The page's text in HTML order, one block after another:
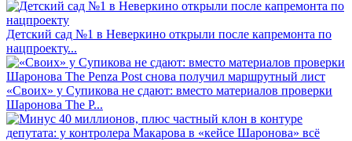
Детский сад №1 в Неверкино открыли после капремонта по
нацпроекту...
«Своих» у Супикова не сдают: вместо материалов проверки
Шаронова The P...